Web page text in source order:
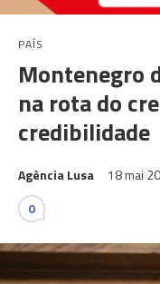
PAÍS
Montenegro
na rota do
credibilidade
Agência Lusa 18 mai
0